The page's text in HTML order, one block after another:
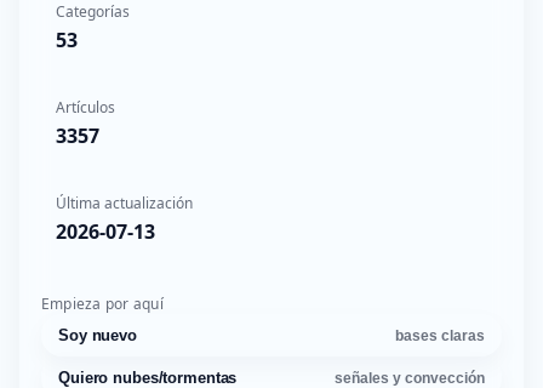
Categorías
53
Artículos
3357
Última actualización
2026-07-13
Empieza por aquí
Soy nuevo bases claras
Quiero nubes/tormentas señales y convección